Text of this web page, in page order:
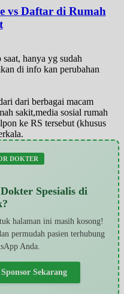
vs Daftar di Rumah
hanya yg sudah
di info kan perubahan
dari berbagai macam
sakit,media sosial rumah
ke RS tersebut (khusus
DOKTER
Spesialis di
halaman ini masih kosong!
permudah pasien terhubung
Anda.
Sekarang